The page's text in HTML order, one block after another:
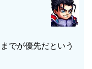
でが優先だという